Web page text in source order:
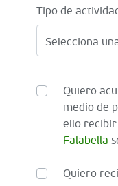
Tipo de
Quiero
medio de
ello recibir
Falabella
Quiero